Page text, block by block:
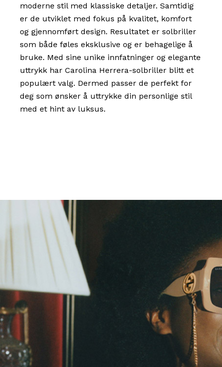
moderne stil med klassiske detaljer. Samtidig
er de utviklet med fokus på kvalitet, komfort
og gjennomført design. Resultatet er solbriller
som både føles eksklusive og er behagelige å
bruke. Med sine unike innfatninger og elegante
uttrykk har Carolina Herrera-solbriller blitt et
populært valg. Dermed passer de perfekt for
deg som ønsker å uttrykke din personlige stil
med et hint av luksus.